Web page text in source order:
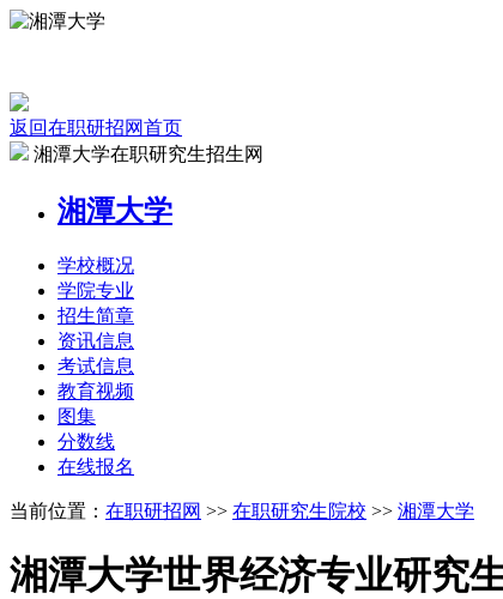
返回在职研招网首页
湘潭大学在职研究生招生网
湘潭大学
学校概况
学院专业
招生简章
资讯信息
考试信息
教育视频
图集
分数线
在线报名
当前位置： 在职研招网 >> 在职研究生院校 >> 湘潭大学
湘潭大学世界经济专业研究